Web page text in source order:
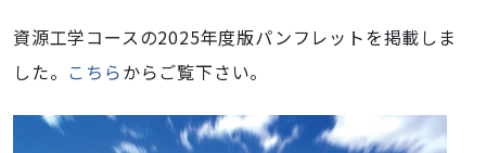
資源工学コースの2025年度版パンフレットを掲載しま
した。 こちらからご覧下さい。